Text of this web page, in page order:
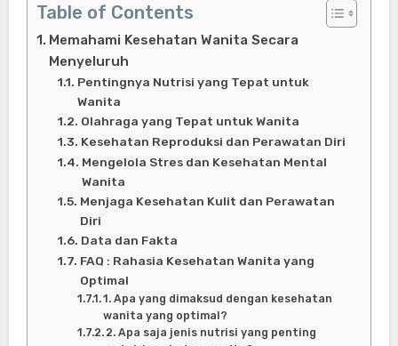
Table of Contents
Memahami Kesehatan Wanita Secara
Menyeluruh
Pentingnya Nutrisi yang Tepat untuk
Wanita
Olahraga yang Tepat untuk Wanita
Kesehatan Reproduksi dan Perawatan Diri
Mengelola Stres dan Kesehatan Mental
Wanita
Menjaga Kesehatan Kulit dan Perawatan
Diri
Data dan Fakta
FAQ : Rahasia Kesehatan Wanita yang
Optimal
1. Apa yang dimaksud dengan kesehatan
wanita yang optimal?
2. Apa saja jenis nutrisi yang penting